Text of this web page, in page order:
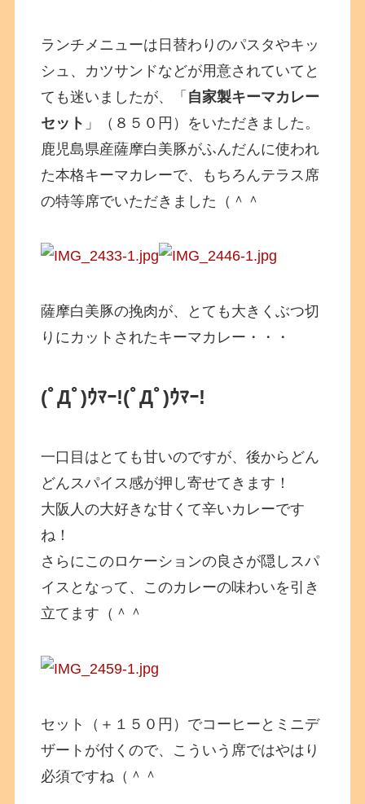
ランチメニューは日替わりのパスタやキッ
シュ、カツサンドなどが用意されていてと
ても迷いましたが、「 自家製キーマカレー
セット 」（８５０円）をいただきました。
鹿児島県産薩摩白美豚がふんだんに使われ
た本格キーマカレーで、もちろんテラス席
の特等席でいただきました（＾＾
薩摩白美豚の挽肉が、とても大きくぶつ切
りにカットされたキーマカレー・・・
(ﾟДﾟ)ｳﾏｰ!(ﾟДﾟ)ｳﾏｰ!
一口目はとても甘いのですが、後からどん
どんスパイス感が押し寄せてきます！
大阪人の大好きな甘くて辛いカレーです
ね！
さらにこのロケーションの良さが隠しスパ
イスとなって、このカレーの味わいを引き
立てます（＾＾
セット（＋１５０円）でコーヒーとミニデ
ザートが付くので、こういう席ではやはり
必須ですね（＾＾